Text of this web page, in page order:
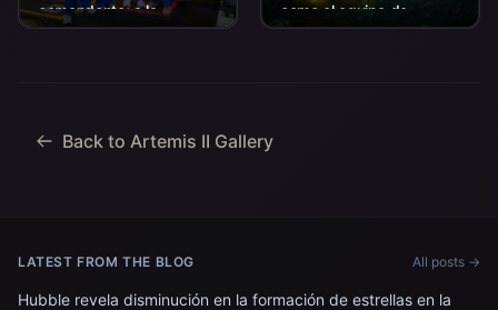
comandante; a la
izquierda, Christina Koch,
Hansen, especialista en
como el equipo de
Aterrizaje y Recuperación
Back to Artemis II Gallery
LATEST FROM THE BLOG All posts →
Hubble revela disminución en la formación de estrellas en la